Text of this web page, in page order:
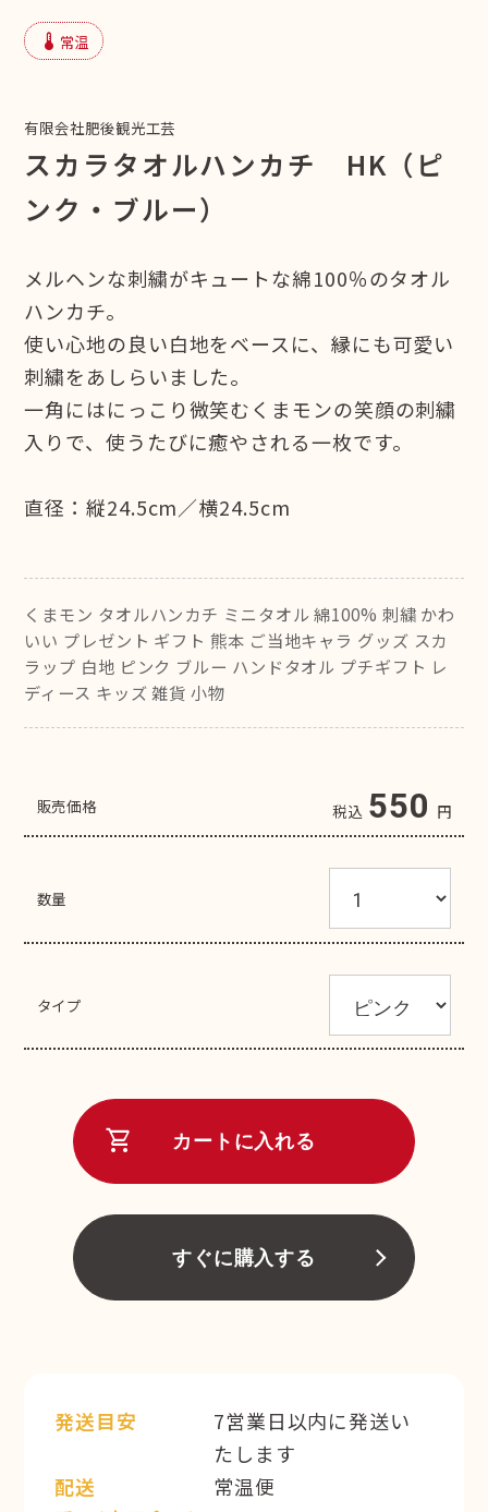
device_thermostat 常温
有限会社肥後観光工芸
スカラタオルハンカチ HK（ピ
ンク・ブルー）
メルヘンな刺繍がキュートな綿100％のタオル
ハンカチ。
使い心地の良い白地をベースに、縁にも可愛い
刺繍をあしらいました。
一角にはにっこり微笑むくまモンの笑顔の刺繍
入りで、使うたびに癒やされる一枚です。
直径：縦24.5cm／横24.5cm
くまモン タオルハンカチ ミニタオル 綿100% 刺繍 かわ
いい プレゼント ギフト 熊本 ご当地キャラ グッズ スカ
ラップ 白地 ピンク ブルー ハンドタオル プチギフト レ
ディース キッズ 雑貨 小物
販売価格 税込 550 円
数量
タイプ
shopping_cart カートに入れる
すぐに購入する
発送目安
7営業日以内に発送い
たします
配送
常温便